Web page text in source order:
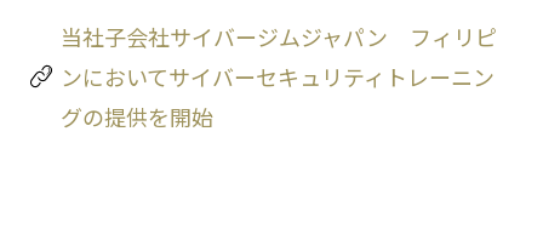
当社子会社サイバージムジャパン フィリピ
ンにおいてサイバーセキュリティトレーニン
グの提供を開始